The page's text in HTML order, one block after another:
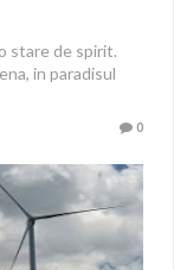
stare de spirit.
in paradisul
0